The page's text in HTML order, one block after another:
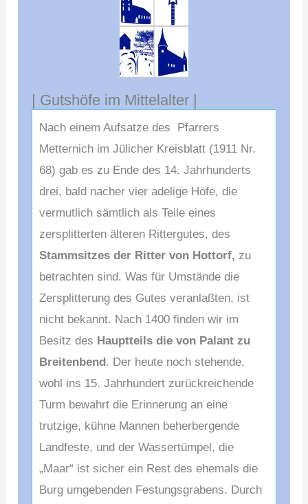
| Gutshöfe im Mittelalter |
Nach einem Aufsatze des Pfarrers
Metternich im Jülicher Kreisblatt (1911 Nr.
68) gab es zu Ende des 14. Jahrhunderts
drei, bald nacher vier adelige Höfe, die
vermutlich sämtlich als Teile eines
zersplitterten älteren Rittergutes, des
Stammsitzes der Ritter von Hottorf, zu
betrachten sind. Was für Umstände die
Zersplitterung des Gutes veranlaßten, ist
nicht bekannt. Nach 1400 finden wir im
Besitz des Hauptteils die von Palant zu
Breitenbend . Der heute noch stehende,
wohl ins 15. Jahrhundert zurückreichende
Turm bewahrt die Erinnerung an eine
trutzige, kühne Mannen beherbergende
Landfeste, und der Wassertümpel, die
„Maar“ ist sicher ein Rest des ehemals die
Burg umgebenden Festungsgrabens. Durch